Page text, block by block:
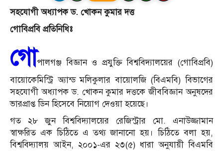
সহযোগী অধ্যাপক ড. খোকন কুমার দত্ত
গোবিপ্রবি প্রতিনিধিঃ
গোপালগঞ্জ বিজ্ঞান ও প্রযুক্তি বিশ্ববিদ্যালয়ের (গোবিপ্রবি)
বায়োকেমিস্ট্রি অ্যান্ড মলিকুলার বায়োলজি (বিএমবি) বিভাগের
সহযোগী অধ্যাপক ড. খোকন কুমার দত্তকে জীববিজ্ঞান অনুষদের
ভারপ্রাপ্ত ডিন হিসেবে নিয়োগ দেওয়া হয়েছে।
গত ২৮ জুন বিশ্ববিদ্যালয়ের রেজিস্ট্রার মো. এনাউজ্জামান
স্বাক্ষরিত এক চিঠিতে এ তথ্য জানানো হয়। চিঠিতে বলা হয়,
বিশ্ববিদ্যালয় আইন, ২০০১-এর ২৩(৫) ধারা অনুযায়ী বিএমবি